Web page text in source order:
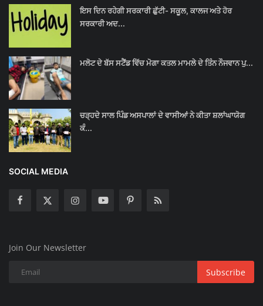
ਇਸ ਦਿਨ ਰਹੇਗੀ ਸਰਕਾਰੀ ਛੁੱਟੀ- ਸਕੂਲ, ਕਾਲਜ ਅਤੇ ਹੋਰ
ਸਰਕਾਰੀ ਅਦ...
ਮਲੋਟ ਦੇ ਬੱਸ ਸਟੈਂਡ ਵਿੱਚ ਮੋਗਾ ਕਤਲ ਮਾਮਲੇ ਦੇ ਤਿੰਨ ਨੌਜਵਾਨ ਪੁ...
ਚੜ੍ਹਦੇ ਸਾਲ ਪਿੰਡ ਅਸਪਾਲਾਂ ਦੇ ਵਾਸੀਆਂ ਨੇ ਕੀਤਾ ਸ਼ਲਾਂਘਾਯੋਗ
ਕੰ...
SOCIAL MEDIA
Join Our Newsletter
Subscribe